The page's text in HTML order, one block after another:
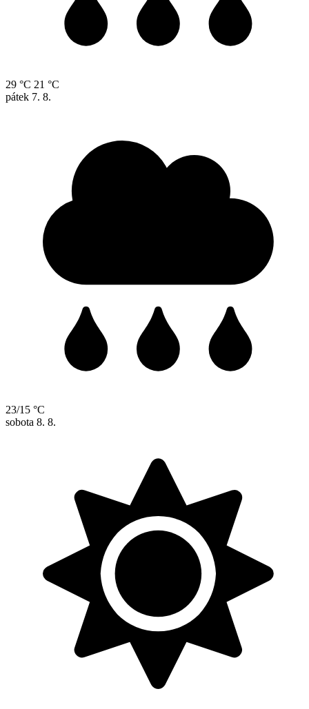
29 °C 21 °C
pátek 7. 8.
23/15 °C
sobota 8. 8.